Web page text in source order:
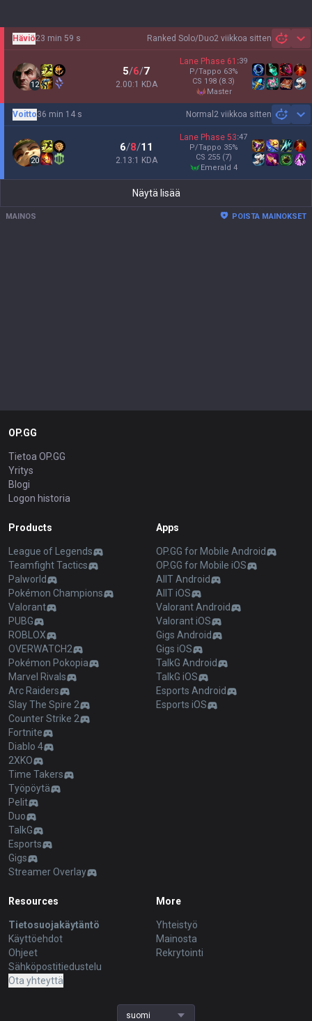
Ranked Solo/Duo2 viikkoa sitten
Häviö23 min 59 s
12
5/6/7
2.00:1 KDA
Lane Phase 61 :39
P/Tappo 63%
CS 198 (8.3)
master
Normal 2 viikkoa sitten
Voitto36 min 14 s
20
6/8/11
2.13:1 KDA
Lane Phase 53:47
P/Tappo 35%
CS 255 (7)
emerald 4
Näytä lisää
MAINOS POISTA MAINOKSET
OP.GG
Tietoa OP.GG
Yritys
Blogi
Logon historia
Products
League of Legends
Teamfight Tactics
Palworld
Pokémon Champions
Valorant
PUBG
ROBLOX
OVERWATCH2
Pokémon Pokopia
Marvel Rivals
Arc Raiders
Slay The Spire 2
Counter Strike 2
Fortnite
Diablo 4
2XKO
Time Takers
Työpöytä
Pelit
Duo
TalkG
Esports
Gigs
Streamer Overlay
Apps
OP.GG for Mobile Android
OP.GG for Mobile iOS
AllT Android
AllT iOS
Valorant Android
Valorant iOS
Gigs Android
Gigs iOS
TalkG Android
TalkG iOS
Esports Android
Esports iOS
Resources
Tietosuojakäytäntö
Käyttöehdot
Ohjeet
Sähköpostitiedustelu
Ota yhteyttä
More
Yhteistyö
Mainosta
Rekrytointi
suomi